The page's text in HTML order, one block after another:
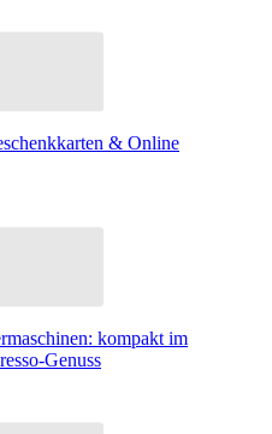
& Online
kompakt im
Genuss